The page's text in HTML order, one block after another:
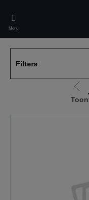
main
content
Menu
Filters
Ga